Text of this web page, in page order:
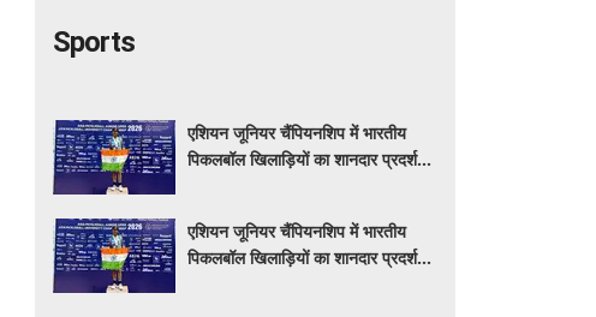
Sports
एशियन जूनियर चैंपियनशिप में भारतीय
पिकलबॉल खिलाड़ियों का शानदार प्रदर्शन,
एशियन जूनियर चैंपियनशिप में भारतीय
पिकलबॉल खिलाड़ियों का शानदार प्रदर्शन,